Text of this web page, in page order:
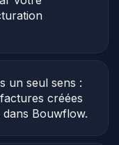
un seul sens :
créées
Bouwflow.